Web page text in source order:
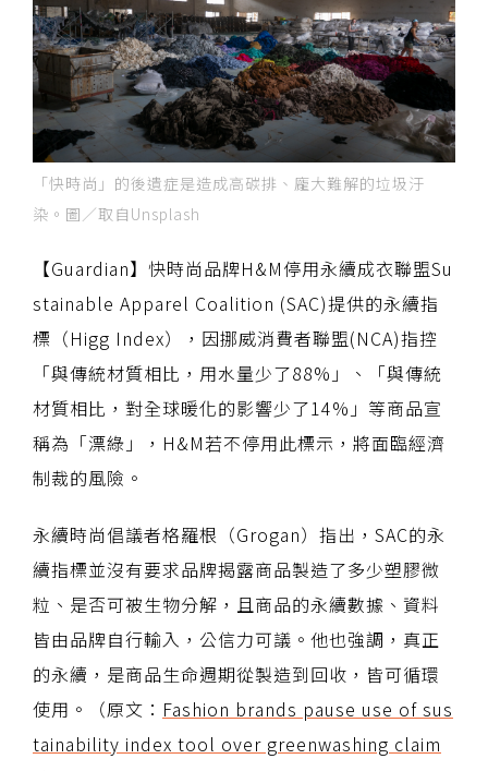
「快時尚」的後遺症是造成高碳排、龐大難解的垃圾汙
染。圖／取自Unsplash
【Guardian】快時尚品牌H&M停用永續成衣聯盟Su
stainable Apparel Coalition (SAC)提供的永續指
標（Higg Index），因挪威消費者聯盟(NCA)指控
「與傳統材質相比，用水量少了88%」、「與傳統
材質相比，對全球暖化的影響少了14%」等商品宣
稱為「漂綠」，H&M若不停用此標示，將面臨經濟
制裁的風險。
永續時尚倡議者格羅根（Grogan）指出，SAC的永
續指標並沒有要求品牌揭露商品製造了多少塑膠微
粒、是否可被生物分解，且商品的永續數據、資料
皆由品牌自行輸入，公信力可議。他也強調，真正
的永續，是商品生命週期從製造到回收，皆可循環
使用。（原文： Fashion brands pause use of sus
tainability index tool over greenwashing claim